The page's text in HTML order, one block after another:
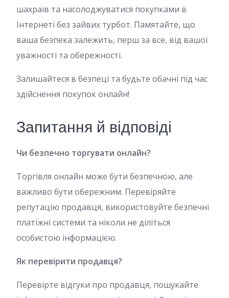
шахраїв та насолоджуватися покупками в
Інтернеті без зайвих турбот. Памятайте, що
ваша безпека залежить, перш за все, від вашої
уважності та обережності.
Залишайтеся в безпеці та будьте обачні під час
здійснення покупок онлайн!
Запитання й відповіді
Чи безпечно торгувати онлайн?
Торгівля онлайн може бути безпечною, але
важливо бути обережним. Перевіряйте
репутацію продавця, використовуйте безпечні
платіжні системи та ніколи не діліться
особистою інформацією.
Як перевірити продавця?
Перевірте відгуки про продавця, пошукайте